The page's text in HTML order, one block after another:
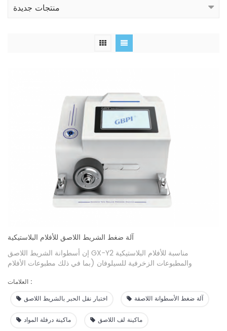
منتجات جديدة
آلة ضغط الشريط اللاصق للأفلام البلاستيكية
إن أسطوانة الشريط اللاصق GX-Y2 مناسبة للأفلام البلاستيكية
والمطبوعات الزخرفية للسيلوفان (بما في ذلك مطبوعات الأفلام
أيضًا لاختبار حالة التصاق الطبقة السطحية المكونة من طلاء الفراغ وطلاء
العلامات :
اختبار نقل الحبر بالشريط اللاصق
آلة ضغط الأسطوانة اللاصقة
ماكينة درفلة المواد ماكينة لف اللاصق